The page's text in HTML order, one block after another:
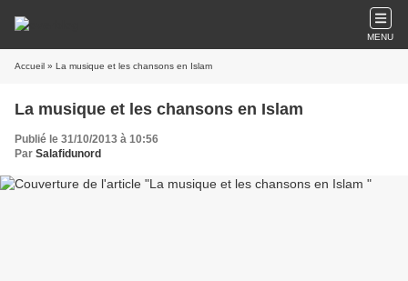
MENU
Accueil » La musique et les chansons en Islam
La musique et les chansons en Islam
Publié le 31/10/2013 à 10:56
Par Salafidunord